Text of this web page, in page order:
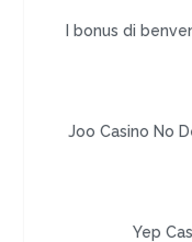
I bonus di
Joo Casino No
Yep